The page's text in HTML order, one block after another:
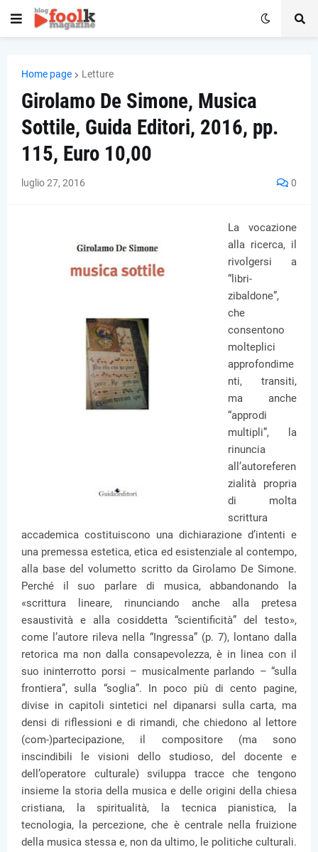
Home page Letture
Girolamo De Simone, Musica
Sottile, Guida Editori, 2016, pp.
115, Euro 10,00
luglio 27, 2016 0
La vocazione
alla ricerca, il
rivolgersi a
“libri-
zibaldone”,
che
consentono
molteplici
approfondime
nti, transiti,
ma anche
“approdi
multipli”, la
rinuncia
all’autoreferen
zialità propria
di molta
scrittura
accademica costituiscono una dichiarazione d’intenti e
una premessa estetica, etica ed esistenziale al contempo,
alla base del volumetto scritto da Girolamo De Simone.
Perché il suo parlare di musica, abbandonando la
«scrittura lineare, rinunciando anche alla pretesa
esaustività e alla cosiddetta “scientificità” del testo»,
come l’autore rileva nella “Ingressa” (p. 7), lontano dalla
retorica ma non dalla consapevolezza, è in linea con il
suo ininterrotto porsi – musicalmente parlando – “sulla
frontiera”, sulla “soglia”. In poco più di cento pagine,
divise in capitoli sintetici nel dipanarsi sulla carta, ma
densi di riflessioni e di rimandi, che chiedono al lettore
(com-)partecipazione, il compositore (ma sono
inscindibili le visioni dello studioso, del docente e
dell’operatore culturale) sviluppa tracce che tengono
insieme la storia della musica e delle origini della chiesa
cristiana, la spiritualità, la tecnica pianistica, la
tecnologia, la percezione, che è centrale nella fruizione
della musica stessa e, non da ultimo, le politiche culturali.